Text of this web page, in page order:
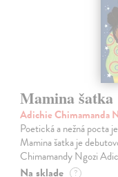
Mamina šatka
Adichie Chimamanda
Poetická a nežná pocta
Mamina šatka je
Chimamandy Ngozi
Na sklade ?